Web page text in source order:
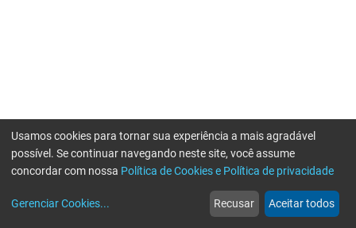
web
Notícias
more_horiz
Mais
Usamos cookies para tornar sua experiência a mais agradável
possível. Se continuar navegando neste site, você assume
concordar com nossa Política de Cookies e Política de privacidade
Gerenciar Cookies... Recusar Aceitar todos
Erro ao enviar informações, por favor tente novamente